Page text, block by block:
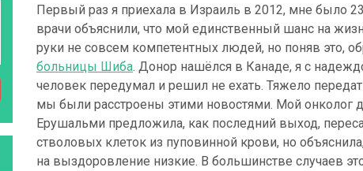
Первый раз я приехала в Израиль в 2012, мне было
врачи объяснили, что мой единственный шанс на
руки не совсем компетентных людей, но поняв это,
больницы Шиба. Донор нашёлся в Канаде, я с
человек передумал и решил не ехать. Тяжело
мы были расстроены этими новостями. Мой онколог
Ерушальми предложила, как последний выход,
стволовых клеток из пуповинной крови, но
на выздоровление низкие. В большинстве случаев